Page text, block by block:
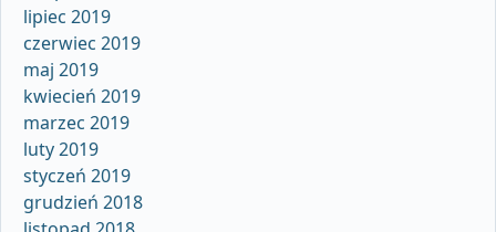
lipiec 2019
czerwiec 2019
maj 2019
kwiecień 2019
marzec 2019
luty 2019
styczeń 2019
grudzień 2018